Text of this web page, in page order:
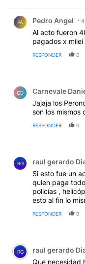
PA Pedro Angel 4
Al acto fueron
pagados x milei
RESPONDER 0
CD Carnevale
Jajaja los
son los mismos
RESPONDER 0
RG raul gerardo
Si esto fue un
quien paga
policías ,
esto al fin lo
RESPONDER 0
Comentario de raul
RG raul gerardo
Que necesidad